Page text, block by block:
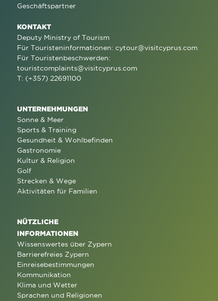
Geschäftspartner
KONTAKT
Deputy Ministry of Tourism
Für Touristeninformationen: cytour@visitcyprus.com
Für Touristenbeschwerden:
touristcomplaints@visitcyprus.com
T: (+357) 22691100
UNTERNEHMUNGEN
Sonne & Meer
Sports & Training
Gesundheit & Wohlbefinden
Gastronomie
Kultur & Religion
Golf
Strecken & Wege
Aktivitäten für Familien
NÜTZLICHE
INFORMATIONEN
Wissenswertes über Zypern
Barrierefreies Zypern
Einreisebestimmungen
Kommunikation
Klima und Wetter
Sprachen und Religionen